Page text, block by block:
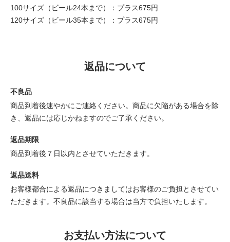
100サイズ（ビール24本まで）：プラス675円
120サイズ（ビール35本まで）：プラス675円
返品について
不良品
商品到着後速やかにご連絡ください。商品に欠陥がある場合を除
き、返品には応じかねますのでご了承ください。
返品期限
商品到着後７日以内とさせていただきます。
返品送料
お客様都合による返品につきましてはお客様のご負担とさせてい
ただきます。不良品に該当する場合は当方で負担いたします。
お支払い方法について